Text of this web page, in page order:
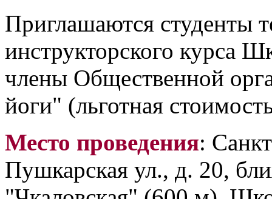
Приглашаются студенты
инструкторского курса
члены Общественной
йоги" (льготная
Место проведения:
Пушкарская ул., д. 20,